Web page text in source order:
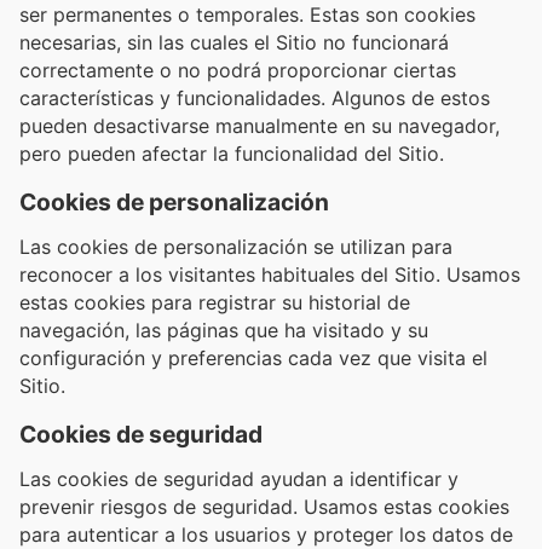
ser permanentes o temporales. Estas son cookies
necesarias, sin las cuales el Sitio no funcionará
correctamente o no podrá proporcionar ciertas
características y funcionalidades. Algunos de estos
pueden desactivarse manualmente en su navegador,
pero pueden afectar la funcionalidad del Sitio.
Cookies de personalización
Las cookies de personalización se utilizan para
reconocer a los visitantes habituales del Sitio. Usamos
estas cookies para registrar su historial de
navegación, las páginas que ha visitado y su
configuración y preferencias cada vez que visita el
Sitio.
Cookies de seguridad
Las cookies de seguridad ayudan a identificar y
prevenir riesgos de seguridad. Usamos estas cookies
para autenticar a los usuarios y proteger los datos de